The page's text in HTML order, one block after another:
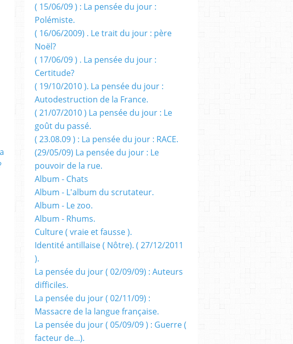
( 15/06/09 ) : La pensée du jour :
Polémiste.
( 16/06/2009) . Le trait du jour : père
Noël?
( 17/06/09 ) . La pensée du jour :
Certitude?
( 19/10/2010 ). La pensée du jour :
Autodestruction de la France.
( 21/07/2010 ) La pensée du jour : Le
goût du passé.
( 23.08.09 ) : La pensée du jour : RACE.
(29/05/09) La pensée du jour : Le
pouvoir de la rue.
Album - Chats
Album - L'album du scrutateur.
Album - Le zoo.
Album - Rhums.
Culture ( vraie et fausse ).
Identité antillaise ( Nôtre). ( 27/12/2011
).
La pensée du jour ( 02/09/09) : Auteurs
difficiles.
La pensée du jour ( 02/11/09) :
Massacre de la langue française.
La pensée du jour ( 05/09/09 ) : Guerre (
facteur de...).